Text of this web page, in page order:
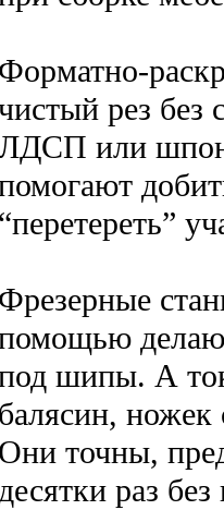
Форматно-
рез без
или
“перетереть”
Фрезерные
шипы. А
балясин, ножек
Они точны,
десятки раз